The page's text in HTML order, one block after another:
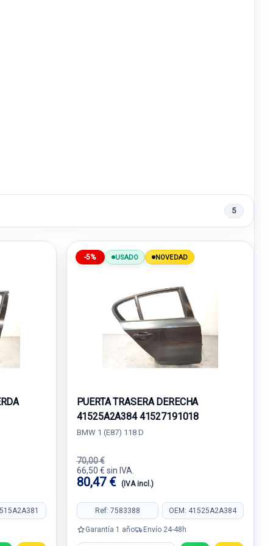
5
-5% USADO NOVEDAD
PUERTA TRASERA DERECHA
41525A2A384 41527191018
BMW 1 (E87) 118 D
70,00 €
66,50 € sin IVA.
80,47 € (IVA incl.)
Ref: 7583388 OEM: 41525A2A384
Garantía 1 año Envío 24-48h